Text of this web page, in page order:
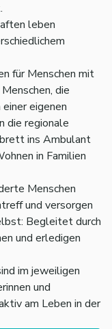
leben
für Menschen mit
die
eigenen
die regionale
ins Ambulant
in Familien
Menschen
und versorgen
Begleitet durch
und erledigen
im jeweiligen
und
am Leben in der